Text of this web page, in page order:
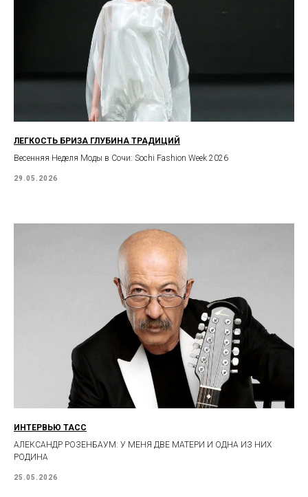
ЛЕГКОСТЬ БРИЗА ГЛУБИНА ТРАДИЦИЙ
Весенняя Неделя Моды в Сочи: Sochi Fashion Week 2026
29.05.2026
ИНТЕРВЬЮ ТАСС
АЛЕКСАНДР РОЗЕНБАУМ: У МЕНЯ ДВЕ МАТЕРИ И ОДНА ИЗ НИХ
РОДИНА
25.05.2026